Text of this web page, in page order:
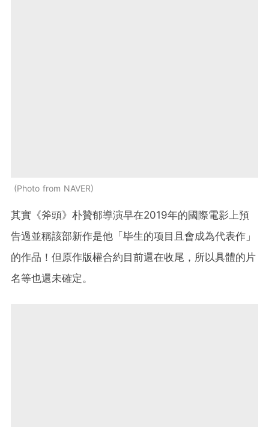
Photo from NAVER
其實《斧頭》朴贊郁導演早在2019年的國際電影上預
告過並稱該部新作是他「毕生的项目且會成為代表作」
的作品！但原作版權合約目前還在收尾，所以具體的片
名等也還未確定。